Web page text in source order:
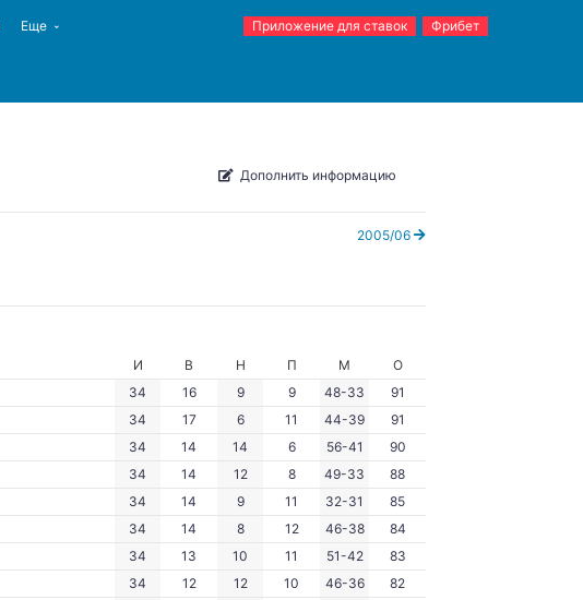
Еще Приложение для ставок Фрибет
Дополнить информацию
2005/06
И В Н П М
О
34 16 9 9 48-33
91
34 17 6 11 44-39
91
34 14 14 6 56-41
90
34 14 12 8 49-33
88
34 14 9 11 32-31
85
34 14 8 12 46-38
84
34 13 10 11 51-42
83
34 12 12 10 46-36
82